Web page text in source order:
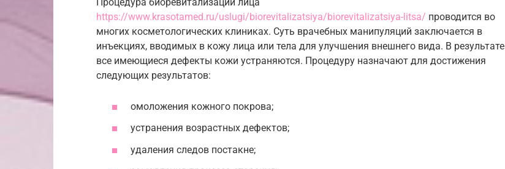
https://www.krasotamed.ru/uslugi/biorevitalizatsiya/biorevitalizatsiya-litsa/ проводится во
многих косметологических клиниках. Суть врачебных манипуляций заключается в
инъекциях, вводимых в кожу лица или тела для улучшения внешнего вида. В результате
все имеющиеся дефекты кожи устраняются. Процедуру назначают для достижения
следующих результатов:
омоложения кожного покрова;
устранения возрастных дефектов;
удаления следов постакне;